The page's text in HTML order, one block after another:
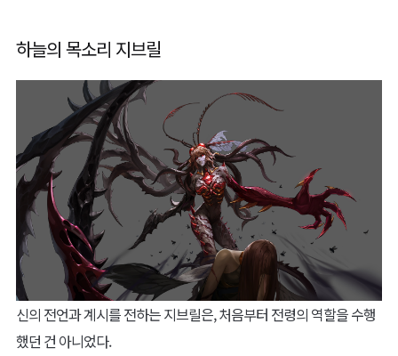
하늘의 목소리 지브릴
신의 전언과 계시를 전하는 지브릴은, 처음부터 전령의 역할을 수행
했던 건 아니었다.